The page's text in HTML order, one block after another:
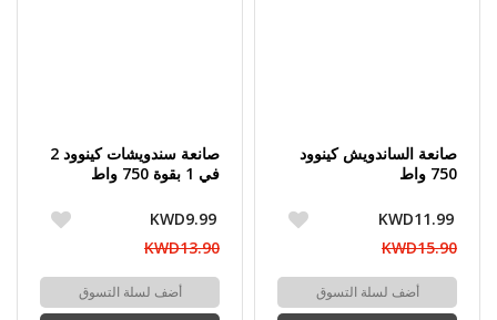
صانعة الساندويش كينوود
750 واط
KWD11.99
KWD15.90
أضف لسلة التسوق
صانعة سندويشات كينوود 2
في 1 بقوة 750 واط
KWD9.99
KWD13.90
أضف لسلة التسوق